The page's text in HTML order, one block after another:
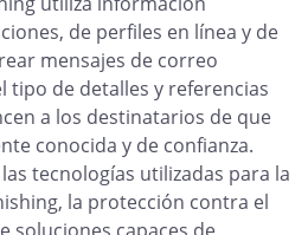
de perfiles en línea y de
mensajes de correo
tipo de detalles y referencias
a los destinatarios de que
conocida y de confianza.
tecnologías utilizadas para la
la protección contra el
soluciones capaces de